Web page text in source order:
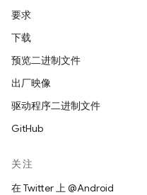
要求
下载
预览二进制文件
出厂映像
驱动程序二进制文件
GitHub
关注
在 Twitter 上 @Android